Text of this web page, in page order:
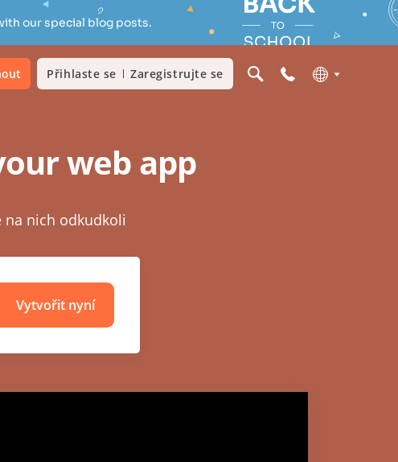
our special blog posts.
Přihlaste se Zaregistrujte se
web app
na nich odkudkoli
Vytvořit nyní